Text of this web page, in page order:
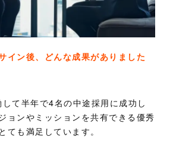
ン後、どんな成果がありました
て半年で4名の中途採用に成功し
ョンやミッションを共有できる優秀
ても満足しています。